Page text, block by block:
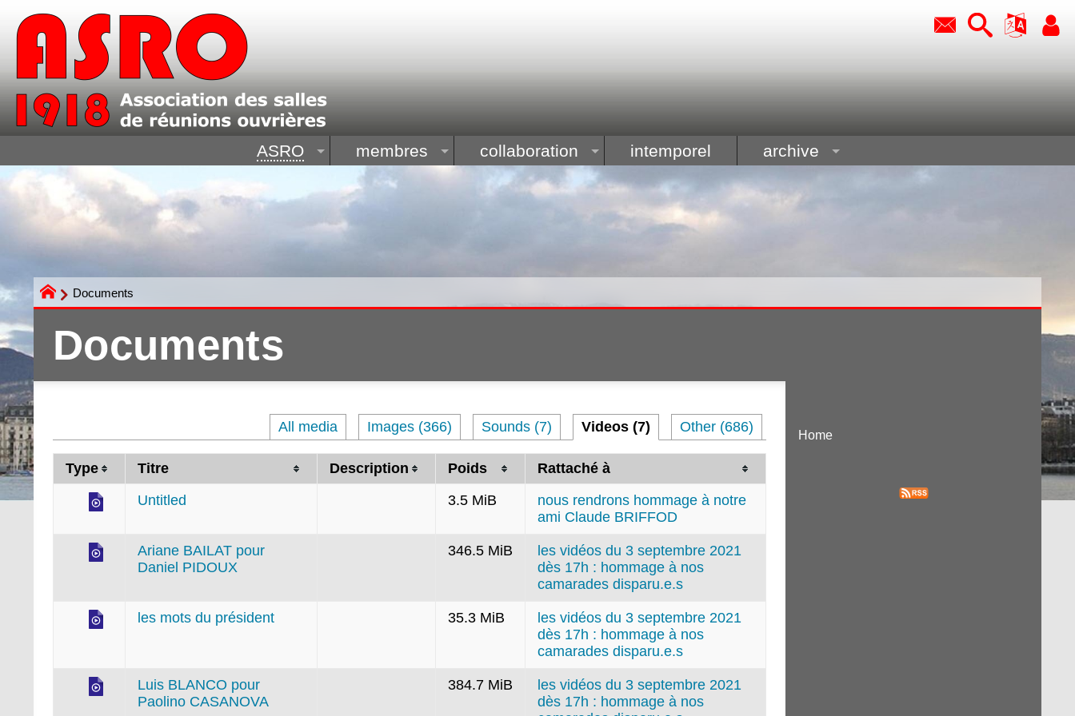
ASRO membres collaboration intemporel archive
Documents
Documents
All media Images (366) Sounds (7) Videos (7) Other (686)
Type Titre Description Poids
Rattaché à
Untitled
3.5 MiB
nous rendrons hommage à notre
ami Claude BRIFFOD
Ariane BAILAT pour
Daniel PIDOUX
346.5 MiB
les vidéos du 3 septembre 2021
dès 17h : hommage à nos
camarades disparu.e.s
les mots du président 35.3 MiB
les vidéos du 3 septembre 2021
dès 17h : hommage à nos
camarades disparu.e.s
Luis BLANCO pour
Paolino CASANOVA
384.7 MiB
les vidéos du 3 septembre 2021
dès 17h : hommage à nos
Home